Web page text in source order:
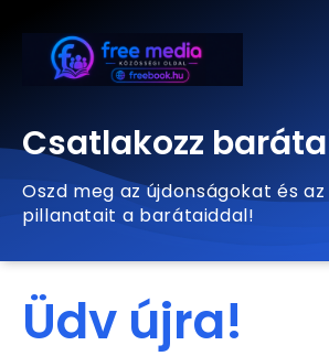
Csatlakozz
Oszd meg az újdonságokat és
pillanatait a barátaiddal!
Üdv újra!